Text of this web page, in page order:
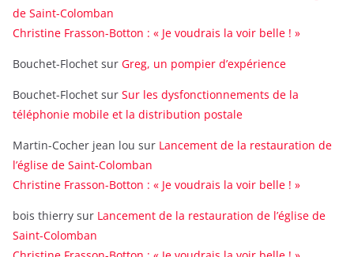
de Saint-Colomban
Christine Frasson-Botton : « Je voudrais la voir belle ! »
Bouchet-Flochet sur Greg, un pompier d’expérience
Bouchet-Flochet sur Sur les dysfonctionnements de la
téléphonie mobile et la distribution postale
Martin-Cocher jean lou sur Lancement de la restauration de
l’église de Saint-Colomban
Christine Frasson-Botton : « Je voudrais la voir belle ! »
bois thierry sur Lancement de la restauration de l’église de
Saint-Colomban